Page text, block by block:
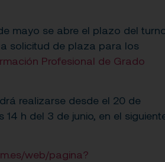
mayo se abre el plazo del
solicitud de plaza para los
Profesional de Grado
realizarse desde el 20 de
14 h del 3 de junio, en el
web/pagina?